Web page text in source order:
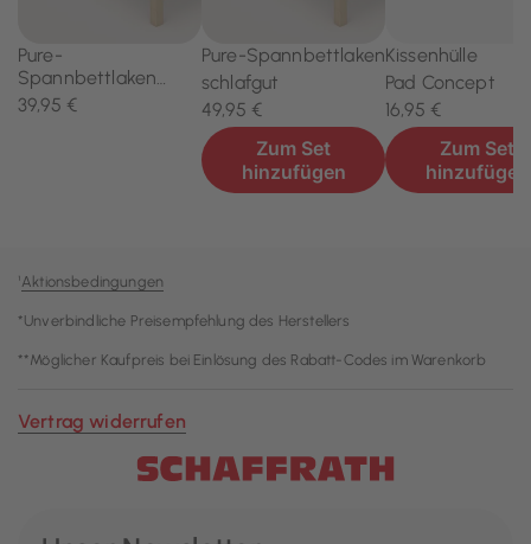
¹Aktionsbedingungen
*Unverbindliche Preisempfehlung des Herstellers
**Möglicher Kaufpreis bei Einlösung des Rabatt-Codes im Warenkorb
Vertrag widerrufen